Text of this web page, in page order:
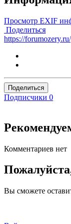
Просмотр EXIF
Поделиться
https://
Поделиться
Подписчики 0
Комментариев нет
Вы сможете